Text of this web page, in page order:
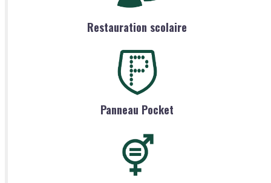
Restauration scolaire
Panneau Pocket